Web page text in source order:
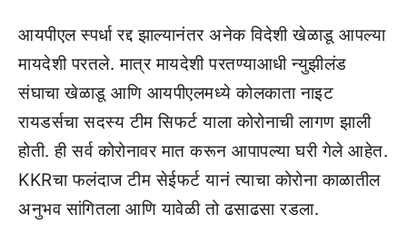
आयपीएल स्पर्धा रद्द झाल्यानंतर अनेक विदेशी खेळाडू आपल्या
मायदेशी परतले. मात्र मायदेशी परतण्याआधी न्युझीलंड
संघाचा खेळाडू आणि आयपीएलमध्ये कोलकाता नाइट
रायडर्सचा सदस्य टीम सिफर्ट याला कोरोनाची लागण झाली
होती. ही सर्व कोरोनावर मात करून आपापल्या घरी गेले आहेत.
KKRचा फलंदाज टीम सेईफर्ट यानं त्याचा कोरोना काळातील
अनुभव सांगितला आणि यावेळी तो ढसाढसा रडला.